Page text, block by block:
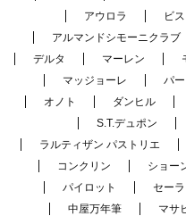
アウロラ
ビ
アルマンドシモーニクラブ
デルタ
マーレン
マッジョーレ
パ
オノト
ダンヒル
S.T.デュポン
ラルティザン パストリエ
コンクリン
ショー
パイロット
セー
中屋万年筆
マサ